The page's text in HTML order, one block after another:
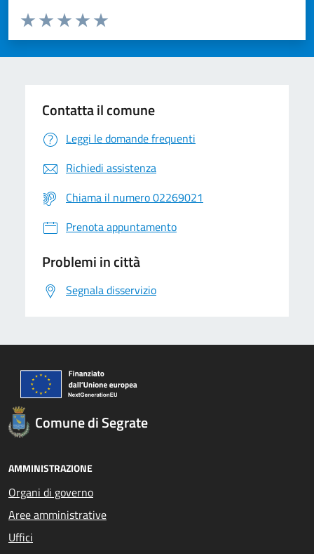
Valuta da 1 a 5 stelle la pagina
Valuta 5 stelle su 5
Valuta 4 stelle su 5
Valuta 3 stelle su 5
Valuta 2 stelle su 5
Valuta 1 stelle su 5
Contatta il comune
Leggi le domande frequenti
Richiedi assistenza
Chiama il numero 02269021
Prenota appuntamento
Problemi in città
Segnala disservizio
Comune di Segrate
AMMINISTRAZIONE
Organi di governo
Aree amministrative
Uffici